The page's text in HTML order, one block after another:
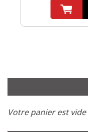
Votre panier est vide